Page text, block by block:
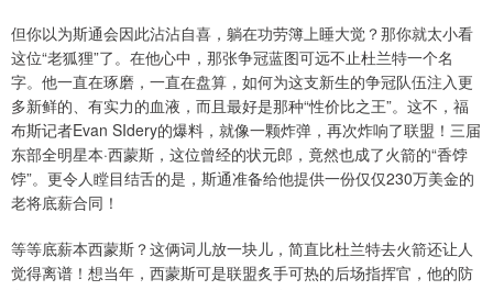
但你以为斯通会因此沾沾自喜，躺在功劳簿上睡大觉？那你就太小看
这位“老狐狸”了。在他心中，那张争冠蓝图可远不止杜兰特一个名
字。他一直在琢磨，一直在盘算，如何为这支新生的争冠队伍注入更
多新鲜的、有实力的血液，而且最好是那种“性价比之王”。这不，福
布斯记者Evan SIdery的爆料，就像一颗炸弹，再次炸响了联盟！三届
东部全明星本·西蒙斯，这位曾经的状元郎，竟然也成了火箭的“香饽
饽”。更令人瞠目结舌的是，斯通准备给他提供一份仅仅230万美金的
老将底薪合同！
等等底薪本西蒙斯？这俩词儿放一块儿，简直比杜兰特去火箭还让人
觉得离谱！想当年，西蒙斯可是联盟炙手可热的后场指挥官，他的防